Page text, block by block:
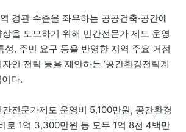
경관 수준을 좌우하는 공공건축·공간에
을 도모하기 위해 민간전문가 제도 운영
성, 주민 요구 등을 반영한 지역 주요 거점
인 전략 등을 제안하는 ‘공간환경전략계
다.
전문가제도 운영비 5,100만원, 공간환경
로 1억 3,300만원 등 모두 1억 8천 4백만